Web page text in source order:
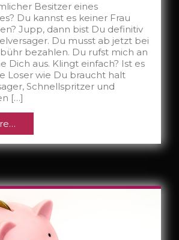
Besitzer eines
Du kannst es keiner Frau
Jupp, dann bist Du definitiv
Du musst ab jetzt bei
bezahlen. Du rufst mich an
Dich aus. Klingt einfach? Ist es
Loser wie Du braucht halt
Schnellspritzer und
[…]